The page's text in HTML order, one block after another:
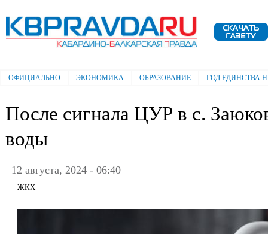
Электронная газета "Кабардино-
Балкарская правда"
Главное меню
ОФИЦИАЛЬНО ЭКОНОМИКА ОБРАЗОВАНИЕ ГОД ЕДИНСТВА
После сигнала ЦУР в с.
воды
12 августа, 2024 - 06:40
ЖКХ